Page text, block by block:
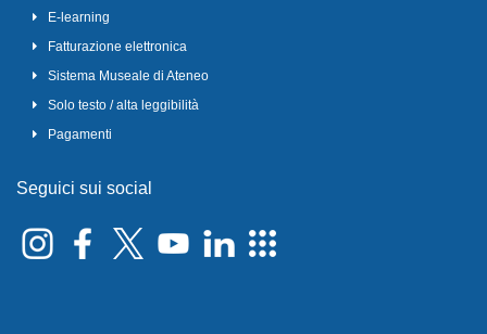
E-learning
Fatturazione elettronica
Sistema Museale di Ateneo
Solo testo / alta leggibilità
Pagamenti
Seguici sui social